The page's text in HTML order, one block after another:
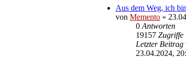
Aus dem Weg, ich
von Memento »
0 Antworten
19157 Zugriffe
Letzter Beitrag
23.04.2024,